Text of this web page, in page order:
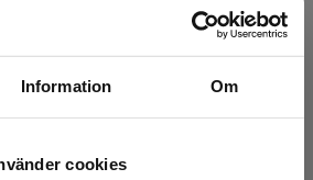
Information Om
cookies